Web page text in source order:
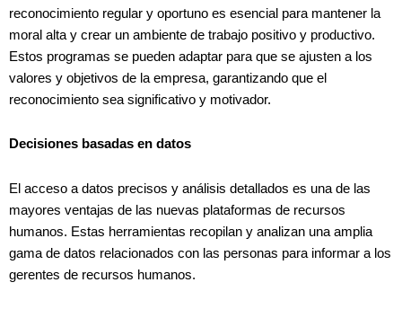
reconocimiento regular y oportuno es esencial para mantener la
moral alta y crear un ambiente de trabajo positivo y productivo.
Estos programas se pueden adaptar para que se ajusten a los
valores y objetivos de la empresa, garantizando que el
reconocimiento sea significativo y motivador.
Decisiones basadas en datos
El acceso a datos precisos y análisis detallados es una de las
mayores ventajas de las nuevas plataformas de recursos
humanos. Estas herramientas recopilan y analizan una amplia
gama de datos relacionados con las personas para informar a los
gerentes de recursos humanos.